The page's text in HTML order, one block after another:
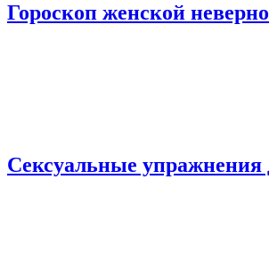
Гороскоп женской
Сексуальные